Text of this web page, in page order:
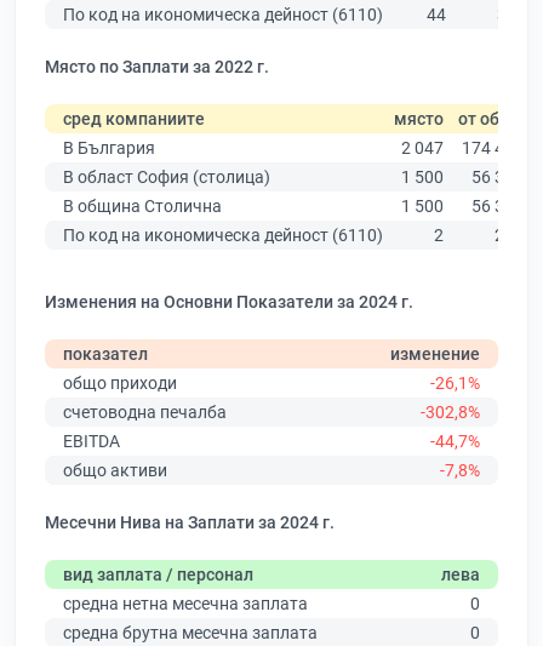
По код на икономическа дейност (6110)
44 354
Място по Заплати за 2022 г.
сред компаниите място от общо
В България
2 047
174 403
В област София (столица)
1 500
56 378
В община Столична
1 500
56 378
По код на икономическа дейност (6110)
2 257
Изменения на Основни Показатели за 2024 г.
показател
изменение
общо приходи
-26,1%
счетоводна печалба
-302,8%
EBITDA
-44,7%
общо активи
-7,8%
Месечни Нива на Заплати за 2024 г.
вид заплата / персонал
лева
средна нетна месечна заплата
0
средна брутна месечна заплата
0